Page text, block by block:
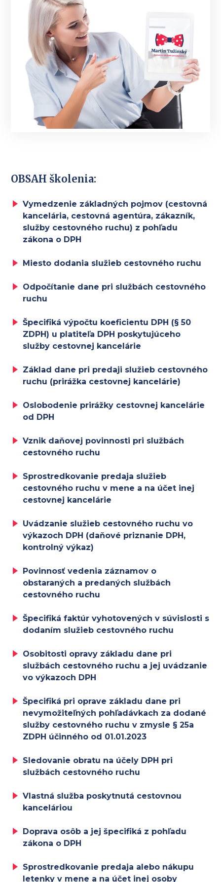
OBSAH školenia:
Vymedzenie základných pojmov (cestovná
kancelária, cestovná agentúra, zákazník,
služby cestovného ruchu) z pohľadu
zákona o DPH
Miesto dodania služieb cestovného ruchu
Odpočítanie dane pri službách cestovného
ruchu
Špecifiká výpočtu koeficientu DPH (§ 50
ZDPH) u platiteľa DPH poskytujúceho
služby cestovnej kancelárie
Základ dane pri predaji služieb cestovného
ruchu (prirážka cestovnej kancelárie)
Oslobodenie prirážky cestovnej kancelárie
od DPH
Vznik daňovej povinnosti pri službách
cestovného ruchu
Sprostredkovanie predaja služieb
cestovného ruchu v mene a na účet inej
cestovnej kancelárie
Uvádzanie služieb cestovného ruchu vo
výkazoch DPH (daňové priznanie DPH,
kontrolný výkaz)
Povinnosť vedenia záznamov o
obstaraných a predaných službách
cestovného ruchu
Špecifiká faktúr vyhotovených v súvislosti s
dodaním služieb cestovného ruchu
Osobitosti opravy základu dane pri
službách cestovného ruchu a jej uvádzanie
vo výkazoch DPH
Špecifiká pri oprave základu dane pri
nevymožiteľných pohľadávkach za dodané
služby cestovného ruchu v zmysle § 25a
ZDPH účinného od 01.01.2023
Sledovanie obratu na účely DPH pri
službách cestovného ruchu
Vlastná služba poskytnutá cestovnou
kanceláriou
Doprava osôb a jej špecifiká z pohľadu
zákona o DPH
Sprostredkovanie predaja alebo nákupu
letenky v mene a na účet inej osoby